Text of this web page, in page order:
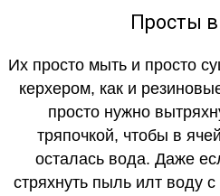
Просты
Их просто мыть и просто
керхером, как и
просто нужно
тряпочкой, чтобы в
осталась вода. Даже
стряхнуть пыль илт воду